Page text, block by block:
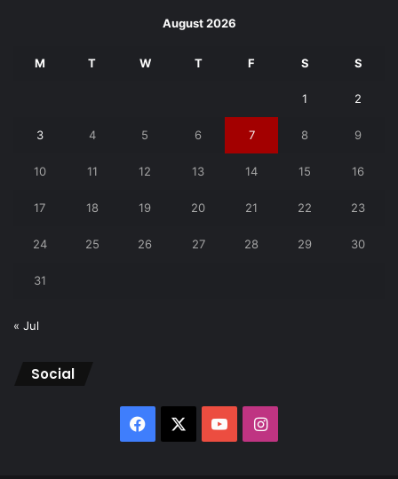
August 2026
M T W T F S S
1 2
3 4 5 6 7 8 9
10 11 12 13 14 15 16
17 18 19 20 21 22 23
24 25 26 27 28 29 30
31
« Jul
Social
Facebook YouTubeInstagram